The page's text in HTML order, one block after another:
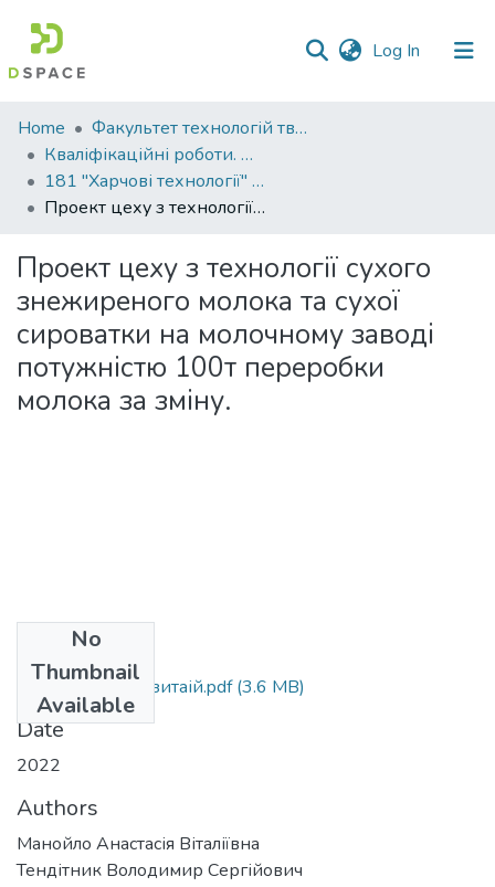
Log In (current)
Communities
&
Collections
All of DSpace
Statistics
Home
Факультет технологій тваринництва та продовольства
Кваліфікаційні роботи. Факультет технологій тваринництва та продовольства
181 "Харчові технології" - Бакалаври 2021-2022
Проект цеху з технології сухого знежиреного молока та сухої сироватки на молочному заводі потужністю 100т переробки молока за зміну.
Проект цеху з технології сухого
знежиреного молока та сухої
сироватки на молочному заводі
потужністю 100т переробки
молока за зміну.
No
Thumbnail
Available
Манойло в репозитаій.pdf(3.6 MB)
Date
2022
Authors
Манойло Анастасія Віталіївна
Тендітник Володимир Сергійович